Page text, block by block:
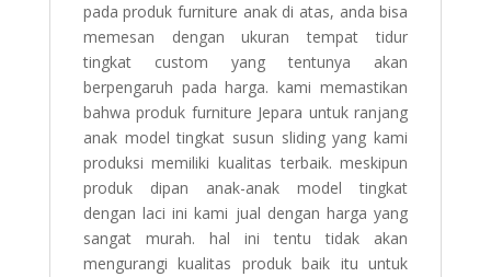
pada produk furniture anak di atas, anda bisa
memesan dengan ukuran tempat tidur
tingkat custom yang tentunya akan
berpengaruh pada harga. kami memastikan
bahwa produk furniture Jepara untuk ranjang
anak model tingkat susun sliding yang kami
produksi memiliki kualitas terbaik. meskipun
produk dipan anak-anak model tingkat
dengan laci ini kami jual dengan harga yang
sangat murah. hal ini tentu tidak akan
mengurangi kualitas produk baik itu untuk